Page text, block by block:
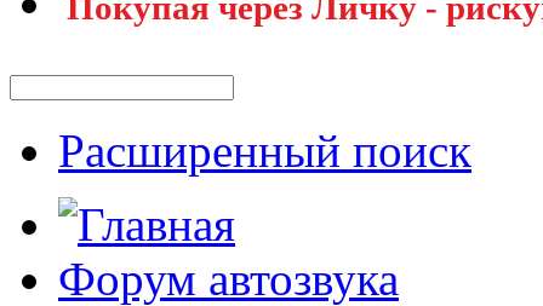
Расширенный поиск
Форум автозвука